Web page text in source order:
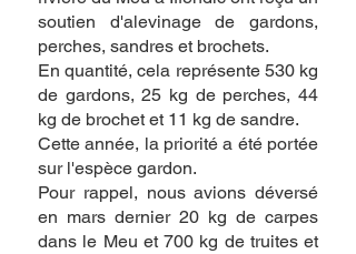
soutien d'alevinage de gardons,
perches, sandres et brochets.
En quantité, cela représente 530 kg
de gardons, 25 kg de perches, 44
kg de brochet et 11 kg de sandre.
Cette année, la priorité a été portée
sur l'espèce gardon.
Pour rappel, nous avions déversé
en mars dernier 20 kg de carpes
dans le Meu et 700 kg de truites et